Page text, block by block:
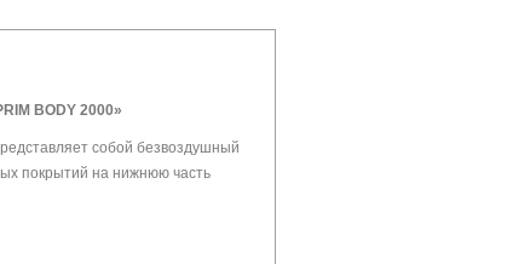
BODY 2000»
собой безвоздушный
покрытий на нижнюю часть